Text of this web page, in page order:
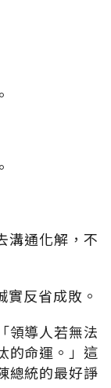
通化解，不
反省成敗。
領導人若無法
的命運。」這
總統的最好諍